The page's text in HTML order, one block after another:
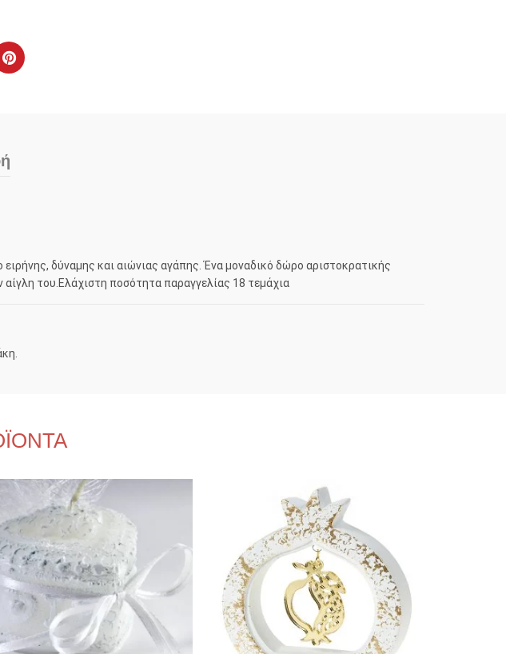
δύναμης και αιώνιας αγάπης. Ένα μοναδικό δώρο αριστοκρατικής
του.Ελάχιστη ποσότητα παραγγελίας 18 τεμάχια